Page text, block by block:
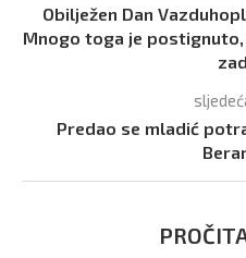
Obilježen Dan
Mnogo toga je
Predao se mladić